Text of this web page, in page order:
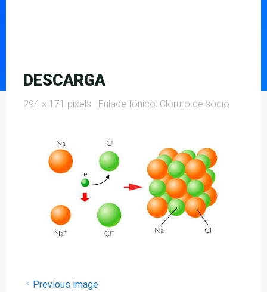
DESCARGA
Full
294 × 171 pixels Enlace Iónico: Cloruro de sodio
Previous image